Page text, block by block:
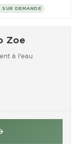
SUR DEMANDE
Zoe
à l'eau